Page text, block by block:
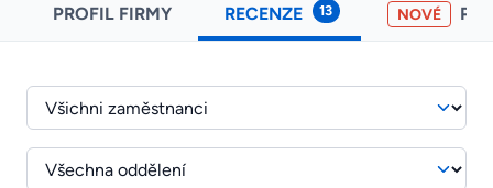
PROFIL FIRMY RECENZE 13 NOVÉ